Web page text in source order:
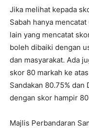
Jika melihat kepada
Sabah hanya
lain yang mencatat
boleh dibaiki dengan
dan masyarakat. Ada
skor 80 markah ke
Sandakan 80.75% dan
dengan skor hampir
Majlis Perbandaran